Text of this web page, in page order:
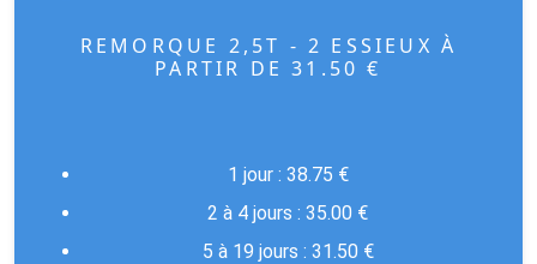
REMORQUE 2,5T - 2 ESSIEUX À
PARTIR DE 31.50 €
1 jour : 38.75 €
2 à 4 jours : 35.00 €
5 à 19 jours : 31.50 €